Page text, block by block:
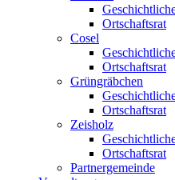
Ortschaftsrat
Cosel
Ortschaftsrat
Grüngräbchen
Ortschaftsrat
Zeisholz
Ortschaftsrat
Partnergemeinde